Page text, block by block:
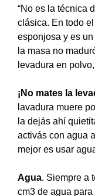
“No es la técnica
clásica. En todo
esponjosa y es
la masa no
levadura en
¡No mates la
lavadura muere
la dejás ahí
activás con agua
mejor es usar
Agua. Siempre a
cm3 de agua